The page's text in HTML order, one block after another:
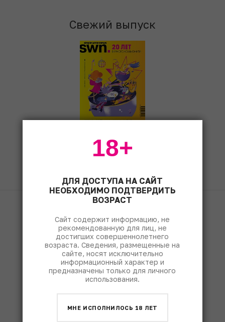
Свежий выпуск
ЧИТАТЬ
Fine & Rare Wine
ДЛЯ ДОСТУПА НА САЙТ
НЕОБХОДИМО ПОДТВЕРДИТЬ
ВОЗРАСТ
Сайт содержит информацию, не
рекомендованную для лиц, не
достигших совершеннолетнего
возраста. Сведения, размещенные на
сайте, носят исключительно
информационный характер и
предназначены только для личного
использования.
МНЕ ИСПОЛНИЛОСЬ 18 ЛЕТ
18+